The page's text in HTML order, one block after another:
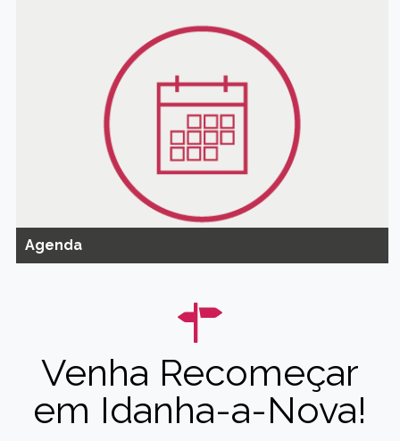
Agenda
Venha Recomeçar
em Idanha-a-Nova!